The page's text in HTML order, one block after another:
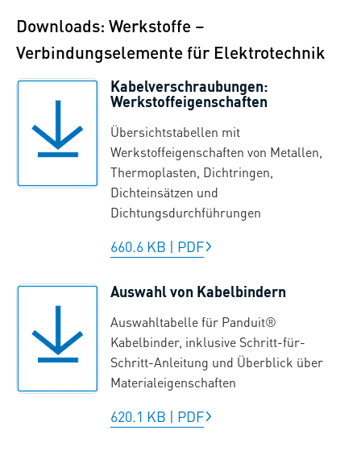
Downloads: Werkstoffe –
Verbindungselemente für Elektrotechnik
Kabelverschraubungen:
Werkstoffeigenschaften
Übersichtstabellen mit
Werkstoffeigenschaften von Metallen,
Thermoplasten, Dichtringen,
Dichteinsätzen und
Dichtungsdurchführungen
660.6 KB | PDF
Auswahl von Kabelbindern
Auswahltabelle für Panduit®
Kabelbinder, inklusive Schritt-für-
Schritt-Anleitung und Überblick über
Materialeigenschaften
620.1 KB | PDF